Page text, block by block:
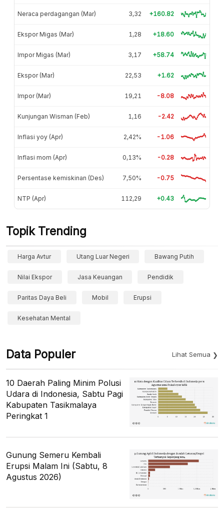
Neraca perdagangan (Mar) 3,32 +160.82
Ekspor Migas (Mar) 1,28 +18.60
Impor Migas (Mar) 3,17 +58.74
Ekspor (Mar) 22,53 +1.62
Impor (Mar) 19,21 -8.08
Kunjungan Wisman (Feb) 1,16 -2.42
Inflasi yoy (Apr) 2,42% -1.06
Inflasi mom (Apr) 0,13% -0.28
Persentase kemiskinan (Des) 7,50% -0.75
NTP (Apr) 112,29 +0.43
Topik Trending
Harga Avtur Utang Luar Negeri Bawang Putih
Nilai Ekspor Jasa Keuangan Pendidik
Paritas Daya Beli Mobil Erupsi
Kesehatan Mental
Data Populer Lihat Semua
10 Daerah Paling Minim Polusi
Udara di Indonesia, Sabtu Pagi
Kabupaten Tasikmalaya
Peringkat 1
Gunung Semeru Kembali
Erupsi Malam Ini (Sabtu, 8
Agustus 2026)